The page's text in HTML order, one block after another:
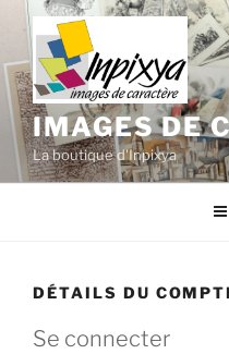
Aller
contenu
principal
IMAGES DE
La boutique d'Inpixya
DÉTAILS DU
Se connecter